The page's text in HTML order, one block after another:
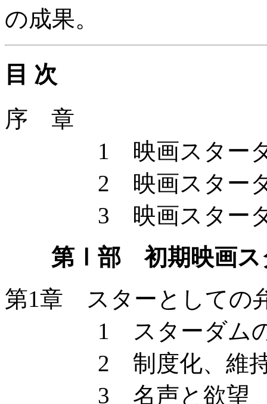
の成果。
目 次
序 章
1 映画スターダム
2 映画スターダ
3 映画スターダム
第Ⅰ部 初期映画ス
第1章 スターとしての
1 スターダムの成
2 制度化、維持
3 名声と欲望